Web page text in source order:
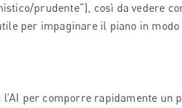
prudente”), così da vedere
per impaginare il piano in
per comporre rapidamente un